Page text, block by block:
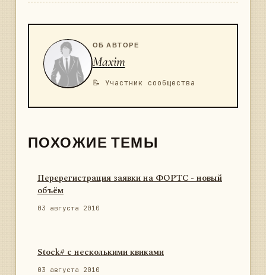
ОБ АВТОРЕ
Maxim
📝 Участник сообщества
ПОХОЖИЕ ТЕМЫ
Перерегистрация заявки на ФОРТС - новый
объём
03 августа 2010
Stock# с несколькими квиками
03 августа 2010